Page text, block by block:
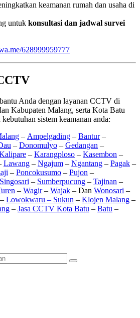
keamanan rumah dan usaha di
untukkonsultasi dan jadwal survei
628999959777
Anda dengan layanan CCTV di
Kabupaten Malang, serta Kota Batu
sistem keamanan anda:
– Ampelgading – Bantur–
– Donomulyo – Gedangan –
– Karangploso – Kasembon –
Lawang – Ngajum – Ngantang – Pagak –
– Poncokusumo – Pujon –
Singosari – Sumberpucung – Tajinan –
– Wagir– Wajak – Dan Wonosari –
– Lowokwaru – Sukun – Klojen Malang –
– Jasa CCTV Kota Batu – Batu –